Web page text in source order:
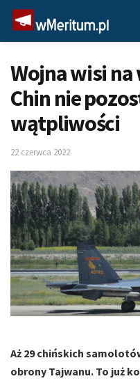
Wojna wisi na
Chin nie
wątpliwości
22 czerwca 2022
Aż 29 chińskich
obrony Tajwanu. To już